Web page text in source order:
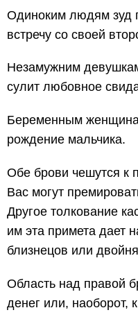
Одиноким людям зуд
встречу со своей
Незамужним
сулит любовное
Беременным
рождение мальчика.
Обе брови чешутся к
Вас могут
Другое толкование
им эта примета дает
близнецов или
Область над правой
денег или,